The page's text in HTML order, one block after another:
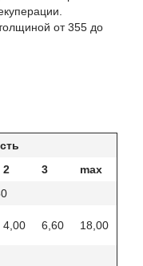
от 355 до
2 3
max
4,00 6,60 18,00